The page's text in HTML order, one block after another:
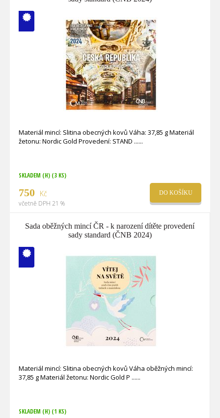
V ČM zcela
Materiál mincí: Slitina obecných kovů Váha: 37,85 g Materiál
žetonu: Nordic Gold Provedení: STAND ...
SKLADEM (H) (3 KS)
750 Kč
včetně DPH 21 %
DO KOŠÍKU
Sada oběžných mincí ČR - k narození dítěte provedení
sady standard (ČNB 2024)
V ČM zcela
Materiál mincí: Slitina obecných kovů Váha oběžných mincí:
37,85 g Materiál žetonu: Nordic Gold P ...
SKLADEM (H) (1 KS)